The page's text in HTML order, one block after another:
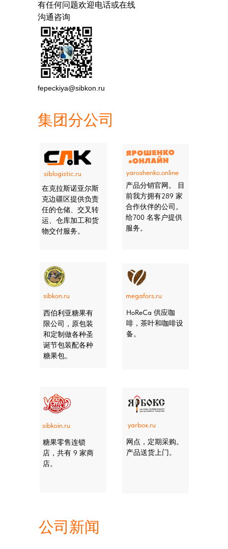
fepeckiya@sibkon.ru
有任何问题欢迎电话或在线
沟通咨询
在克拉斯诺亚尔斯
克边疆区提供负责
任的仓储、交叉转
运、仓库加工和货
物交付服务。
siblogistic.ru
产品分销官网。 目
前我方拥有289 家
合作伙伴的公司。
给700 名客户提供
服务。
yaroshenko.online
西伯利亚糖果有
限公司，原包装
和定制做各种圣
诞节包装配各种
糖果包。
sibkon.ru megafors.ru
HoReCa 供应咖
啡，茶叶和咖啡设
备。
糖果零售连锁
店，共有 9 家商
店。
sibkoin.ru yarbox.ru
网点，定期采购。
产品送货上门。
集团分公司
公司新闻